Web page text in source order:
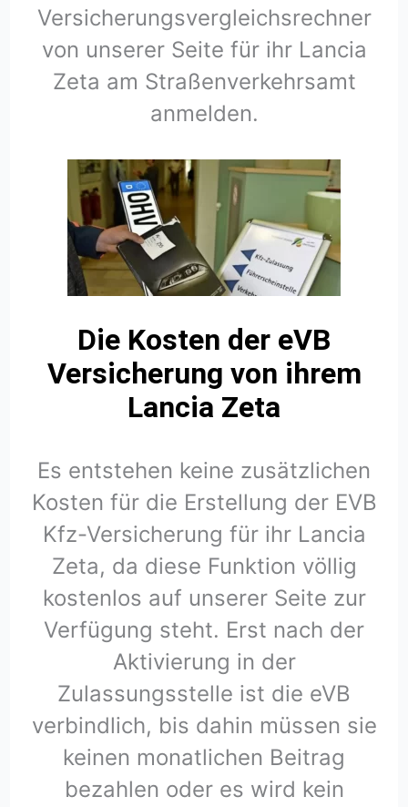
Versicherungsvergleichsrechner
von unserer Seite für ihr Lancia
Zeta am Straßenverkehrsamt
anmelden.
Die Kosten der eVB
Versicherung von ihrem
Lancia Zeta
Es entstehen keine zusätzlichen
Kosten für die Erstellung der EVB
Kfz-Versicherung für ihr Lancia
Zeta, da diese Funktion völlig
kostenlos auf unserer Seite zur
Verfügung steht. Erst nach der
Aktivierung in der
Zulassungsstelle ist die eVB
verbindlich, bis dahin müssen sie
keinen monatlichen Beitrag
bezahlen oder es wird kein